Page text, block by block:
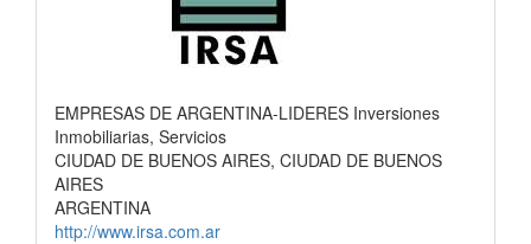
EMPRESAS DE ARGENTINA-LIDERES Inversiones
Inmobiliarias, Servicios
CIUDAD DE BUENOS AIRES, CIUDAD DE BUENOS
AIRES
ARGENTINA
http://www.irsa.com.ar